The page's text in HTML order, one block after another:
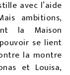
avec l’aide
ambitions,
la Maison
se lient
la montre
et Louisa,